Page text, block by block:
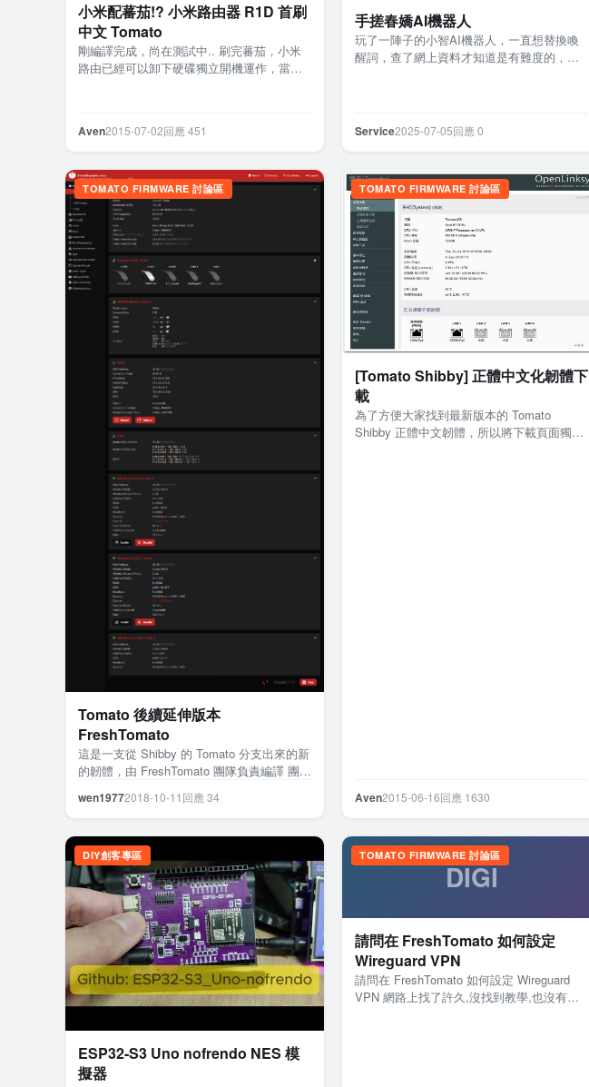
小米配蕃茄!? 小米路由器 R1D 首刷
中文 Tomato
剛編譯完成，尚在測試中.. 刷完蕃茄，小米
路由已經可以卸下硬碟獨立開機運作，當然
Aven2015-07-02回應 451
手搓春嬌AI機器人
玩了一陣子的小智AI機器人，一直想替換喚
醒詞，查了網上資料才知道是有難度的，山
Service2025-07-05回應 0
TOMATO FIRMWARE 討論區
Tomato 後續延伸版本
FreshTomato
這是一支從 Shibby 的 Tomato 分支出來的新
的韌體，由 FreshTomato 團隊負責編譯 團隊
wen19772018-10-11 回應 34
TOMATO FIRMWARE 討論區
[Tomato Shibby] 正體中文化韌體下
載
為了方便大家找到最新版本的 Tomato
Shibby 正體中文韌體，所以將下載頁面獨立
Aven2015-06-16回應 1630
DIY創客專區
ESP32-S3 Uno nofrendo NES 模
擬器
DIGI
TOMATO FIRMWARE 討論區
請問在 FreshTomato 如何設定
Wireguard VPN
請問在 FreshTomato 如何設定 Wireguard
VPN 網路上找了許久,沒找到教學,也沒有參